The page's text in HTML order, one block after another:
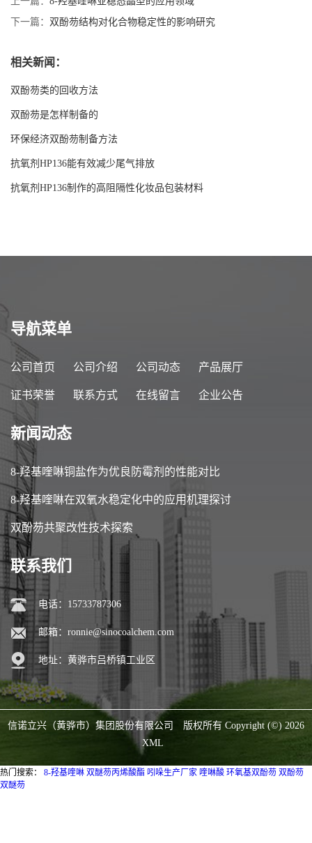
下一篇： 双酚芴结构对化合物稳定性的影响研究
相关新闻：
双酚芴类的回收方法
双酚芴是怎样制备的
环保经济双酚芴制备方法
抗氧剂HP136能有效减少尾气排放
抗氧剂HP136制作的高阻隔性化妆品包装材料
导航菜单
公司首页 公司介绍 公司动态 产品展厅
证书荣誉 联系方式 在线留言 企业公告
新闻动态
8-羟基喹啉铜盐作为优良防霉剂的性能对比
8-羟基喹啉在双氧水稳定化中的应用机理探讨
双酚芴共聚改性技术探索
联系我们
电话：15733787306
邮箱： ronnie@sinocoalchem.com
地址：黄骅市吕桥镇工业区
信诺立兴（黄骅市）集团股份有限公司
版权所有 Copyright (©) 2026
XML
热门搜索： 8-羟基喹啉 双醚芴丙烯酸酯 吲哚生产厂家 喹啉酸 环氧基双酚芴 双酚芴
双醚芴